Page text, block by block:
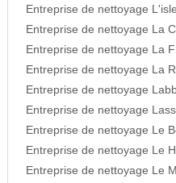
Entreprise de nettoyage
Entreprise de nettoyage La
Entreprise de nettoyage La
Entreprise de nettoyage La
Entreprise de nettoyage
Entreprise de nettoyage
Entreprise de nettoyage Le
Entreprise de nettoyage Le
Entreprise de nettoyage Le